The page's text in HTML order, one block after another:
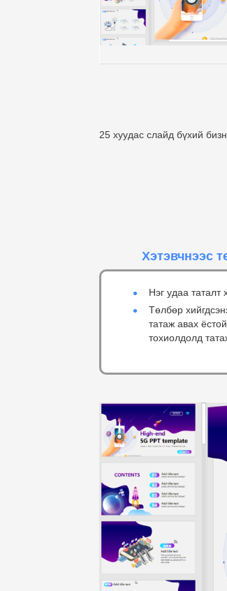
25 хуудас слайд бүхий
Хэтэвчнээс
Нэг удаа таталт
Төлбөр
татаж авах
тохиолдолд